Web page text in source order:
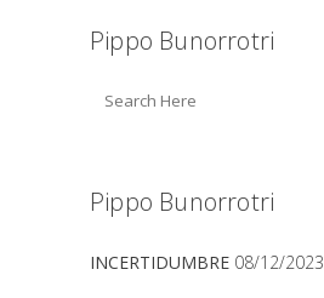
Pippo Bunorrotri
Pippo Bunorrotri
INCERTIDUMBRE 08/12/2023